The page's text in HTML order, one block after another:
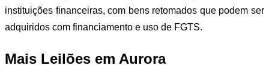
instituições financeiras, com bens retomados que podem ser
adquiridos com financiamento e uso de FGTS.
Mais Leilões em Aurora